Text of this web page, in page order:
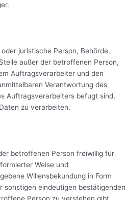
juristische Person, Behörde,
außer der betroffenen Person,
Auftragsverarbeiter und den
Verantwortung des
Auftragsverarbeiters befugt sind,
zu verarbeiten.
betroffenen Person freiwillig für
Weise und
Willensbekundung in Form
sonstigen eindeutigen bestätigenden